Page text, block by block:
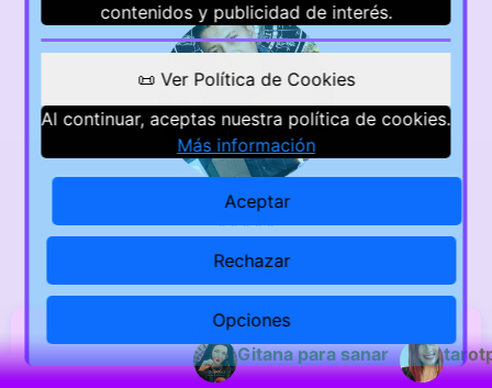
⭐ ⭐ ⭐ ⭐ ⭐
Adonis ?
Valoraciones
Gitana para sanar
contenidos y publicidad de interés.
📜 Ver Política de Cookies
Al continuar, aceptas nuestra política de cookies.
Más información
Aceptar
Rechazar
Opciones